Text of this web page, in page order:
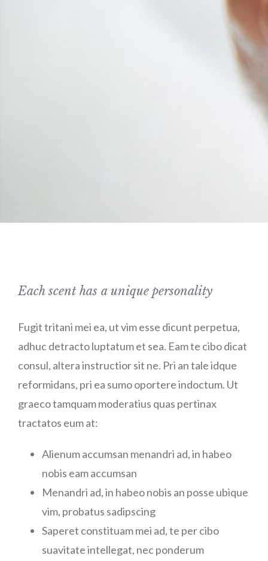
Each scent has a unique personality
Fugit tritani mei ea, ut vim esse dicunt perpetua,
adhuc detracto luptatum et sea. Eam te cibo dicat
consul, altera instructior sit ne. Pri an tale idque
reformidans, pri ea sumo oportere indoctum. Ut
graeco tamquam moderatius quas pertinax
tractatos eum at:
Alienum accumsan menandri ad, in habeo
nobis eam accumsan
Menandri ad, in habeo nobis an posse ubique
vim, probatus sadipscing
Saperet constituam mei ad, te per cibo
suavitate intellegat, nec ponderum